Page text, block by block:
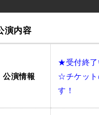
演内容
公演情報
★受付終了
☆チケット
す！